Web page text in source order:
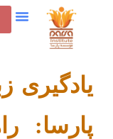
یادگیری
پارسا: